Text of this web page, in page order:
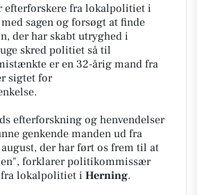
efterforskere fra lokalpolitiet i
sagen og forsøgt at finde
der har skabt utryghed i
skred politiet så til
er en 32-årig mand fra
sigtet for
efterforskning og henvendelser
genkende manden ud fra
der har ført os frem til at
forklarer politikommissær
fra lokalpolitiet i Herning.